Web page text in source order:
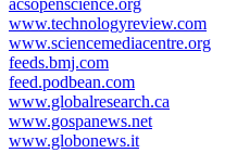
acsopenscience.org
www.technologyreview.com
www.sciencemediacentre.org
feeds.bmj.com
feed.podbean.com
www.globalresearch.ca
www.gospanews.net
www.globonews.it